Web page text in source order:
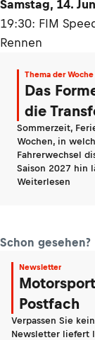
Samstag, 14.
19:30: FIM
Rennen
Thema der Woche
Das
die
Sommerzeit,
Wochen, in
Fahrerwechsel
Saison 2027 hin
Weiterlesen
Schon gesehen?
Newsletter
Postfach
Verpassen Sie
Newsletter liefert